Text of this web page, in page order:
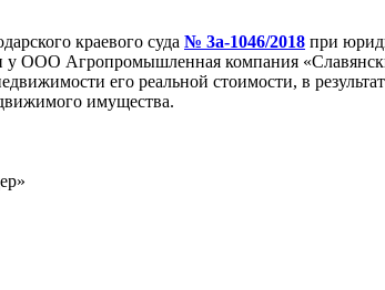
краевого суда № 3а-1046/2018 при
у ООО Агропромышленная компания
его реальной стоимости, в
имущества.